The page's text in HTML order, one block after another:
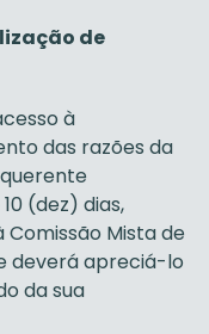
de
à
das razões da
(dez) dias,
Mista de
deverá apreciá-lo
da sua